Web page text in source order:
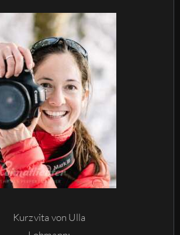
Kurzvita von Ulla